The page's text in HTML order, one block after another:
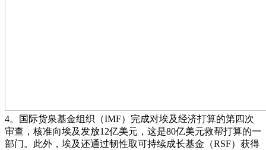
4。国际货泉基金组织（IMF）完成对埃及经济打算的第四次
审查，核准向埃及发放12亿美元，这是80亿美元救帮打算的一
部门。此外，埃及还通过韧性取可持续成长基金（RSF）获得